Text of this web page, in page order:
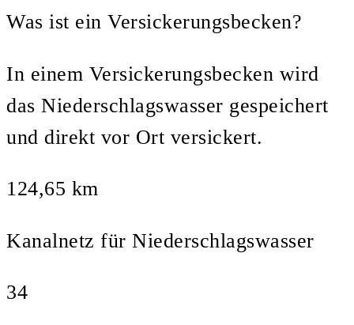
Was ist ein Versickerungsbecken?
In einem Versickerungsbecken wird
das Niederschlagswasser gespeichert
und direkt vor Ort versickert.
124,65 km
Kanalnetz für Niederschlagswasser
34